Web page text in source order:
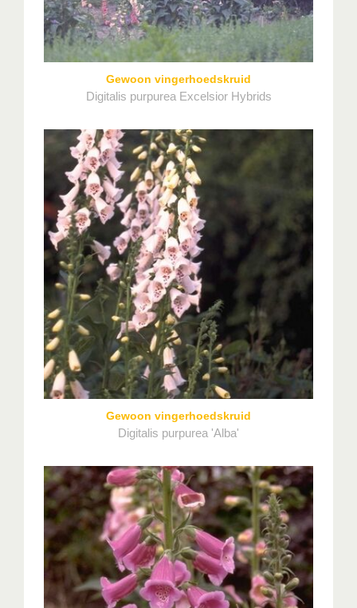
Gewoon vingerhoedskruid
Digitalis purpurea Excelsior Hybrids
Gewoon vingerhoedskruid
Digitalis purpurea 'Alba'